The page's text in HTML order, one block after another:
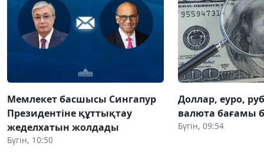
Мемлекет басшысы Сингапур
Президентіне құттықтау
жеделхатын жолдады
Бүгін, 10:50
Доллар, еуро,
валюта бағамы
Бүгін, 09:54